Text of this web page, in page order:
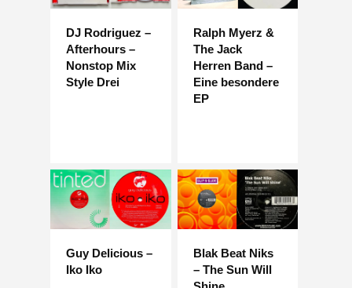
DJ Rodriguez –
Afterhours –
Nonstop Mix
Style Drei
Ralph Myerz &
The Jack
Herren Band –
Eine besondere
EP
Guy Delicious –
Iko Iko
Blak Beat Niks
– The Sun Will